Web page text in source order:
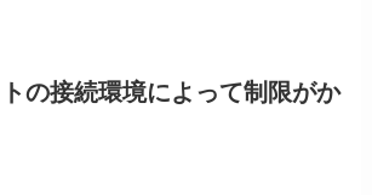
の接続環境によって制限がか